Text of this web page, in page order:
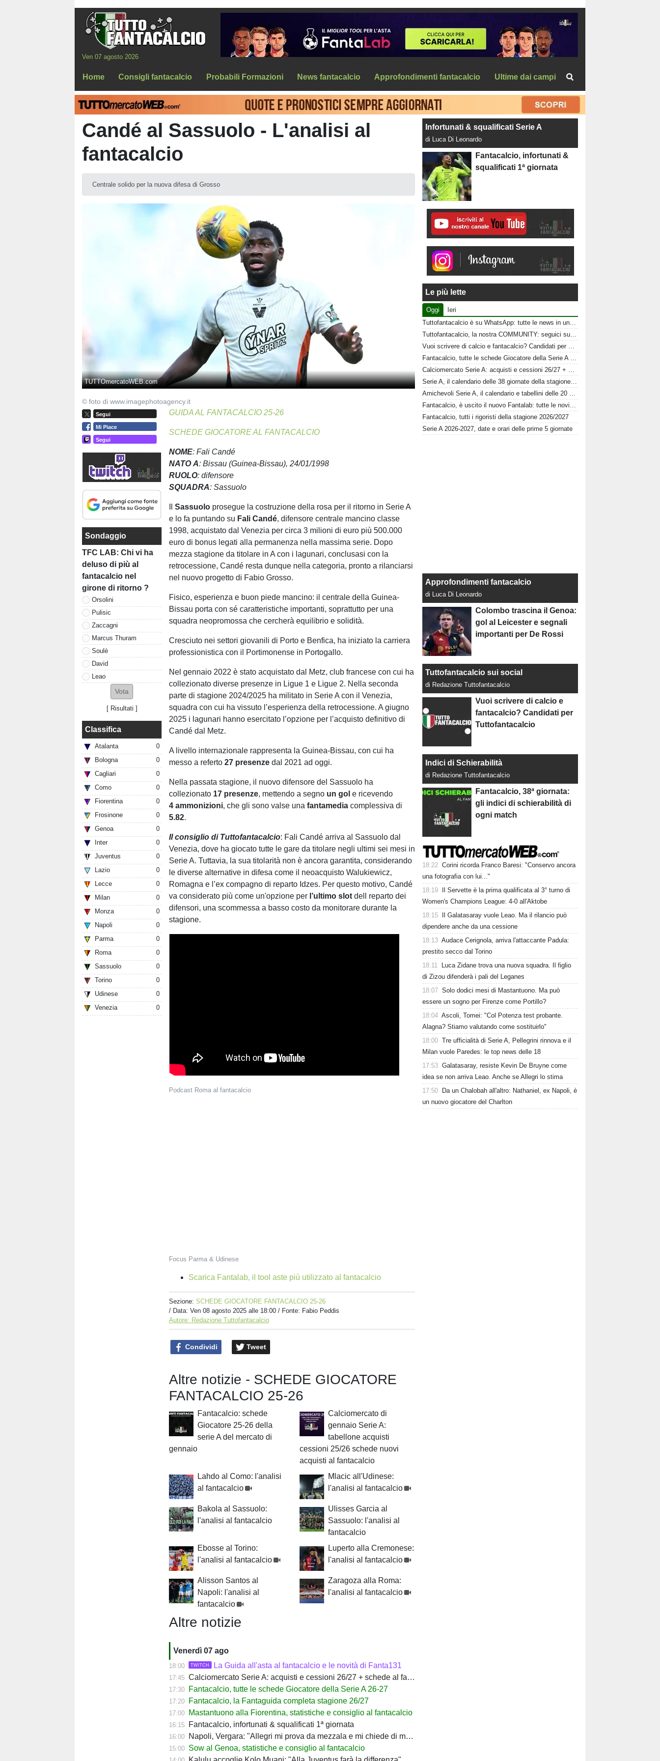
Ven 07 agosto 2026
Home Consigli fantacalcio Probabili Formazioni News fantacalcio Approfondimenti fantacalcio Ultime dai campi
Candé al Sassuolo - L'analisi al
fantacalcio
Centrale solido per la nuova difesa di Grosso
TUTTOmercatoWEB.com
© foto di www.imagephotoagency.it
Segui
Mi Piace
Segui
Sondaggio
TFC LAB: Chi vi ha
deluso di più al
fantacalcio nel
girone di ritorno ?
Orsolini
Pulisic
Zaccagni
Marcus Thuram
Soulè
David
Leao
[ Risultati ]
Classifica
Atalanta
0
Bologna
0
Cagliari
0
Como
0
Fiorentina
0
Frosinone
0
Genoa
0
Inter
0
Juventus
0
Lazio
0
Lecce
0
Milan
0
Monza
0
Napoli
0
Parma
0
Roma
0
Sassuolo
0
Torino
0
Udinese
0
Venezia
0
GUIDA AL FANTACALCIO 25-26
SCHEDE GIOCATORE AL FANTACALCIO
NOME: Fali Candé
NATO A: Bissau (Guinea-Bissau), 24/01/1998
RUOLO: difensore
SQUADRA: Sassuolo
IlSassuolo prosegue la costruzione della rosa per il ritorno in Serie A
e lo fa puntando su Fali Candé, difensore centrale mancino classe
1998, acquistato dal Venezia per circa 3 milioni di euro più 500.000
euro di bonus legati alla permanenza nella massima serie. Dopo
mezza stagione da titolare in A con i lagunari, conclusasi con la
retrocessione, Candé resta dunque nella categoria, pronto a rilanciarsi
nel nuovo progetto di Fabio Grosso.
Fisico, esperienza e buon piede mancino: il centrale della Guinea-
Bissau porta con sé caratteristiche importanti, soprattutto per una
squadra neopromossa che cercherà equilibrio e solidità.
Cresciuto nei settori giovanili di Porto e Benfica, ha iniziato la carriera
professionistica con il Portimonense in Portogallo.
Nel gennaio 2022 è stato acquistato dal Metz, club francese con cui ha
collezionato diverse presenze in Ligue 1 e Ligue 2. Nella seconda
parte di stagione 2024/2025 ha militato in Serie A con il Venezia,
squadra con cui ha vissuto l’esperienza della retrocessione. A giugno
2025 i lagunari hanno esercitato l’opzione per l’acquisto definitivo di
Candé dal Metz.
A livello internazionale rappresenta la Guinea-Bissau, con cui ha
messo a referto27 presenzedal 2021 ad oggi.
Nella passata stagione, il nuovo difensore del Sassuolo ha
collezionato 17 presenze, mettendo a segno un gol e ricevendo
4 ammonizioni, che gli sono valse unafantamedia complessiva di
5.82.
Il consiglio di Tuttofantacalcio: Fali Candé arriva al Sassuolo dal
Venezia, dove ha giocato tutte le gare da titolare negli ultimi sei mesi in
Serie A. Tuttavia, la sua titolarità non è ancora garantita, considerando
le diverse alternative in difesa come il neoacquisto Walukiewicz,
Romagna e l’ex compagno di reparto Idzes. Per questo motivo, Candé
va considerato più come un'opzione per l’ultimo slot dell reparto dei
difensori, una scommessa a basso costo da monitorare durante la
stagione.
Podcast Roma al fantacalcio
Focus Parma & Udinese
Scarica Fantalab, il tool aste più utilizzato al fantacalcio
Sezione:SCHEDE GIOCATORE FANTACALCIO 25-26
/ Data:Ven 08 agosto 2025 alle 18:00 / Fonte: Fabio Peddis
Autore: Redazione Tuttofantacalcio
Condividi Tweet
Altre notizie - SCHEDE GIOCATORE
FANTACALCIO 25-26
Fantacalcio: schede
Giocatore 25-26 della
serie A del mercato di
gennaio
Calciomercato di
gennaio Serie A:
tabellone acquisti
cessioni 25/26 schede nuovi
acquisti al fantacalcio
Lahdo al Como: l'analisi
al fantacalcio
Mlacic all'Udinese:
l'analisi al fantacalcio
Bakola al Sassuolo:
l'analisi al fantacalcio
Ulisses Garcia al
Sassuolo: l'analisi al
fantacalcio
Ebosse al Torino:
l'analisi al fantacalcio
Luperto alla Cremonese:
l'analisi al fantacalcio
Alisson Santos al
Napoli: l'analisi al
fantacalcio
Zaragoza alla Roma:
l'analisi al fantacalcio
Altre notizie
Venerdì 07 ago
18:00 TWITCH La Guida all'asta al fantacalcio e le novità di Fanta131
17:45 Calciomercato Serie A: acquisti e cessioni 26/27 + schede al fantacalcio
17:30 Fantacalcio, tutte le schede Giocatore della Serie A 26-27
17:20 Fantacalcio, la Fantaguida completa stagione 26/27
17:00 Mastantuono alla Fiorentina, statistiche e consiglio al fantacalcio
16:15 Fantacalcio, infortunati & squalificati 1ª giornata
16:00 Napoli, Vergara: "Allegri mi prova da mezzala e mi chiede di migliorare"
15:00 Sow al Genoa, statistiche e consiglio al fantacalcio
Infortunati & squalificati Serie A
di Luca Di Leonardo
Fantacalcio, infortunati &
squalificati 1ª giornata
Le più lette
Oggi
Ieri
Tuttofantacalcio è su WhatsApp: tutte le news in un click
Tuttofantacalcio, la nostra COMMUNITY: seguici sui nostri canali social
Vuoi scrivere di calcio e fantacalcio? Candidati per Tuttofantacalcio
Fantacalcio, tutte le schede Giocatore della Serie A 26-27
Calciomercato Serie A: acquisti e cessioni 26/27 + schede al fantacalcio
Serie A, il calendario delle 38 giornate della stagione 2026-2027
Amichevoli Serie A, il calendario e tabellini delle 20 squadre
Fantacalcio, è uscito il nuovo Fantalab: tutte le novità 2026-2027
Fantacalcio, tutti i rigoristi della stagione 2026/2027
Serie A 2026-2027, date e orari delle prime 5 giornate
Approfondimenti fantacalcio
di Luca Di Leonardo
Colombo trascina il Genoa:
gol al Leicester e segnali
importanti per De Rossi
Tuttofantacalcio sui social
di Redazione Tuttofantacalcio
Vuoi scrivere di calcio e
fantacalcio? Candidati per
Tuttofantacalcio
Indici di Schierabilità
di Redazione Tuttofantacalcio
Fantacalcio, 38ª giornata:
gli indici di schierabilità di
ogni match
18:22 Corini ricorda Franco Baresi: "Conservo ancora
una fotografia con lui..."
18:19
Il Servette è la prima qualificata al 3° turno di
Women's Champions League: 4-0 all'Aktobe
18:15
Il Galatasaray vuole Leao. Ma il rilancio può
dipendere anche da una cessione
18:13 Audace Cerignola, arriva l'attaccante Padula:
prestito secco dal Torino
18:11
Luca Zidane trova una nuova squadra. Il figlio
di Zizou difenderà i pali del Leganes
18:07 Solo dodici mesi di Mastantuono. Ma può
essere un sogno per Firenze come Portillo?
18:04 Ascoli, Tomei: "Col Potenza test probante.
Alagna? Stiamo valutando come sostituirlo"
18:00 Tre ufficialità di Serie A, Pellegrini rinnova e il
Milan vuole Paredes: le top news delle 18
17:53 Galatasaray, resiste Kevin De Bruyne come
idea se non arriva Leao. Anche se Allegri lo stima
17:50
Da un Chalobah all'altro: Nathaniel, ex Napoli, è
un nuovo giocatore del Charlton